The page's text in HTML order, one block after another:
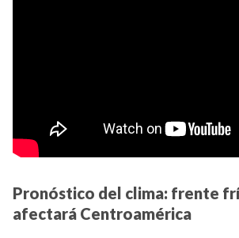
Pronóstico del clima: frente
afectará Centroamérica